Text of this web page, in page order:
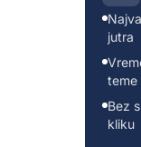
jutra
teme
Bez
kliku